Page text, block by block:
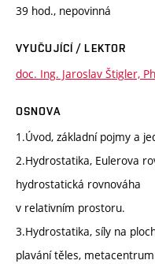
39 hod., nepovinná
VYUČUJÍCÍ / LEKTOR
doc. Ing. Jaroslav Štigler,
OSNOVA
1.Úvod, základní pojmy a
2.Hydrostatika, Eulerova
hydrostatická rovnováha
v relativním prostoru.
3.Hydrostatika, síly na
plavání těles,